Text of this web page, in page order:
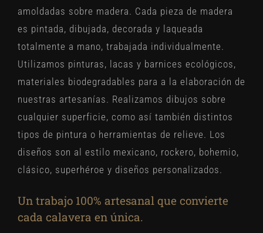
amoldadas sobre madera. Cada pieza de madera
es pintada, dibujada, decorada y laqueada
totalmente a mano, trabajada individualmente.
Utilizamos pinturas, lacas y barnices ecológicos,
materiales biodegradables para a la elaboración de
nuestras artesanías. Realizamos dibujos sobre
cualquier superficie, como así también distintos
tipos de pintura o herramientas de relieve. Los
diseños son al estilo mexicano, rockero, bohemio,
clásico, superhéroe y diseños personalizados.
Un trabajo 100% artesanal que convierte
cada calavera en única.